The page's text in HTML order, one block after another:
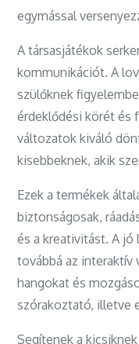
egymással
A társasjátékok
kommunikációt. A
szülőknek
érdeklődési körét és
változatok kiváló
kisebbeknek, akik
Ezek a termékek
biztonságosak,
és a kreativitást. A
továbbá az interaktív
hangokat és
szórakoztató, illetve
Segítenek a